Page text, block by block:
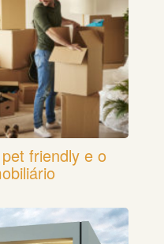
friendly e o